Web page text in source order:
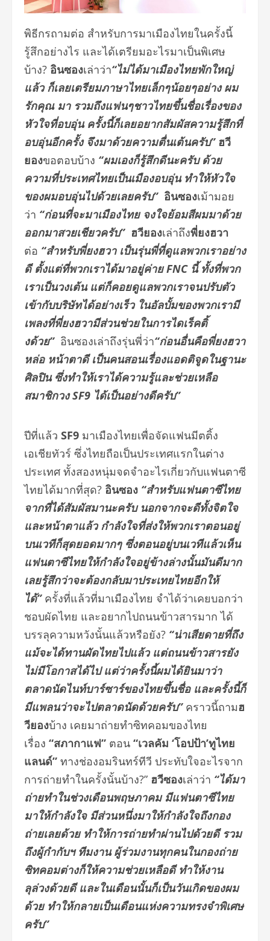
พิธีกรถามต่อ สำหรับการมาเมืองไทยในครั้งนี้
รู้สึกอย่างไร และได้เตรียมอะไรมาเป็นพิเศษ
บ้าง? อินซองเล่าว่า“ไม่ได้มาเมืองไทยพักใหญ่
แล้ว ก็เลยเตรียมภาษาไทยเล็กๆน้อยๆอย่าง ผม
รักคุณ มา รวมถึงแฟนๆชาวไทยขึ้นชื่อเรื่องของ
หัวใจที่อบอุ่น ครั้งนี้ก็เลยอยากสัมผัสความรู้สึกที่
อบอุ่นอีกครั้ง จึงมาด้วยความตื่นเต้นครับ”ฮวี
ยองขอตอบบ้าง “ผมเองก็รู้สึกดีนะครับ ด้วย
ความที่ประเทศไทยเป็นเมืองอบอุ่น ทำให้หัวใจ
ของผมอบอุ่นไปด้วยเลยครับ” อินซองเม้ามอย
ว่า “ก่อนที่จะมาเมืองไทย จงใจย้อมสีผมมาด้วย
ออกมาสวยเชียวครับ” ฮวียองเล่าถึงพี่ยงฮวา
ต่อ “สำหรับพี่ยงฮวา เป็นรุ่นพี่ที่ดูแลพวกเราอย่าง
ดี ตั้งแต่ที่พวกเราได้มาอยู่ค่ายFNC นี้ ทั้งที่พวก
เราเป็นวงเต้น แต่ก็คอยดูแลพวกเราจนปรับตัว
เข้ากับบริษัทได้อย่างเร็ว ในอัลบั้มของพวกเรามี
เพลงที่พี่ยงฮวามีส่วนช่วยในการไดเร็คติ้
งด้วย”อินซองเล่าถึงรุ่นพี่ว่า“ก่อนอื่นคือพี่ยงฮวา
หล่อ หน้าตาดี เป็นคนสอนเรื่องแอดติจูดในฐานะ
ศิลปิน ซึ่งทำให้เราได้ความรู้และช่วยเหลือ
สมาชิกวงSF9 ได้เป็นอย่างดีครับ”
ปีที่แล้ว SF9 มาเมืองไทยเพื่อจัดแฟนมีตติ้ง
เอเชียทัวร์ ซึ่งไทยถือเป็นประเทศแรกในต่าง
ประเทศ ทั้งสองหนุ่มจดจำอะไรเกี่ยวกับแฟนตาซี
ไทยได้มากที่สุด? อินซอง “สำหรับแฟนตาซีไทย
จากที่ได้สัมผัสมานะครับ นอกจากจะดีทั้งจิตใจ
และหน้าตาแล้ว กำลังใจที่ส่งให้พวกเราตอนอยู่
บนเวทีก็สุดยอดมากๆ ซึ่งตอนอยู่บนเวทีแล้วเห็น
แฟนตาซีไทยให้กำลังใจอยู่ข้างล่างนั้นมันดีมาก
เลยรู้สึกว่าจะต้องกลับมาประเทยไทยอีกให้
ได้”ครั้งที่แล้วที่มาเมืองไทย จำได้ว่าเคยบอกว่า
ชอบผัดไทย และอยากไปถนนข้าวสารมาก ได้
บรรลุความหวังนั้นแล้วหรือยัง? “น่าเสียดายที่ถึง
แม้จะได้ทานผัดไทยไปแล้ว แต่ถนนข้าวสารยัง
ไม่มีโอกาสได้ไป แต่ว่าครั้งนี้ผมได้ยินมาว่า
ตลาดนัดไนท์บาร์ซาร์ของไทยขึ้นชื่อ และครั้งนี้ก็
มีแพลนว่าจะไปตลาดนัดด้วยครับ”คราวนี้ถามฮ
วียองบ้าง เคยมาถ่ายทำซิทคอมของไทย
เรื่อง “สภากาแฟ” ตอน “เวลคัม ‘โอปป้า’ทูไทย
แลนด์” ทางช่องอมรินทร์ทีวี ประทับใจอะไรจาก
การถ่ายทำในครั้งนั้นบ้าง?” ฮวีซองเล่าว่า “ได้มา
ถ่ายทำในช่วงเดือนพฤษภาคม มีแฟนตาซีไทย
มาให้กำลังใจ มีส่วนหนึ่งมาให้กำลังใจถึงกอง
ถ่ายเลยด้วย ทำให้การถ่ายทำผ่านไปด้วยดี รวม
ถึงผู้กำกับฯ ทีมงาน ผู้ร่วมงานทุกคนในกองถ่าย
ซิทคอมต่างก็ให้ความช่วยเหลือดี ทำให้งาน
ลุล่วงด้วยดี และในเดือนนั้นก็เป็นวันเกิดของผม
ด้วย ทำให้กลายเป็นเดือนแห่งความทรงจำพิเศษ
ครับ”